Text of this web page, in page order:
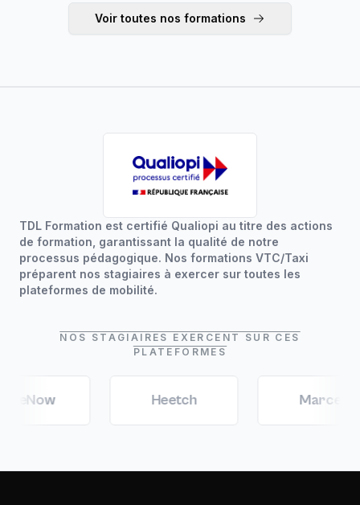
Voir toutes nos formations
TDL Formation est certifié Qualiopi au titre des actions
de formation, garantissant la qualité de notre
processus pédagogique. Nos formations VTC/Taxi
préparent nos stagiaires à exercer sur toutes les
plateformes de mobilité.
NOS STAGIAIRES EXERCENT SUR CES
PLATEFORMES